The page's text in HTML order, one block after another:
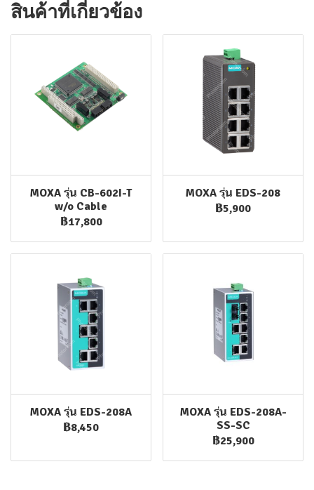
สินค้าที่เกี่ยวข้อง
MOXA รุ่น CB-602I-T
w/o Cable
฿17,800
MOXA รุ่น EDS-208
฿5,900
MOXA รุ่น EDS-208A
฿8,450
MOXA รุ่น EDS-208A-
SS-SC
฿25,900